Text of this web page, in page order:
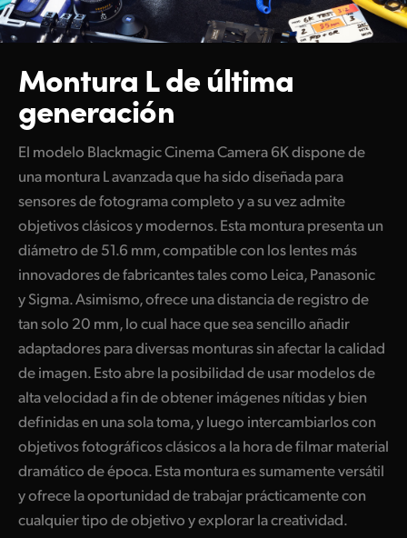
Montura L de última
generación
El modelo Blackmagic Cinema Camera 6K dispone de
una montura L avanzada que ha sido diseñada para
sensores de fotograma completo y a su vez admite
objetivos clásicos y modernos. Esta montura presenta un
diámetro de 51.6 mm, compatible con los lentes más
innovadores de fabricantes tales como Leica, Panasonic
y Sigma. Asimismo, ofrece una distancia de registro de
tan solo 20 mm, lo cual hace que sea sencillo añadir
adaptadores para diversas monturas sin afectar la calidad
de imagen. Esto abre la posibilidad de usar modelos de
alta velocidad a fin de obtener imágenes nítidas y bien
definidas en una sola toma, y luego intercambiarlos con
objetivos fotográficos clásicos a la hora de filmar material
dramático de época. Esta montura es sumamente versátil
y ofrece la oportunidad de trabajar prácticamente con
cualquier tipo de objetivo y explorar la creatividad.